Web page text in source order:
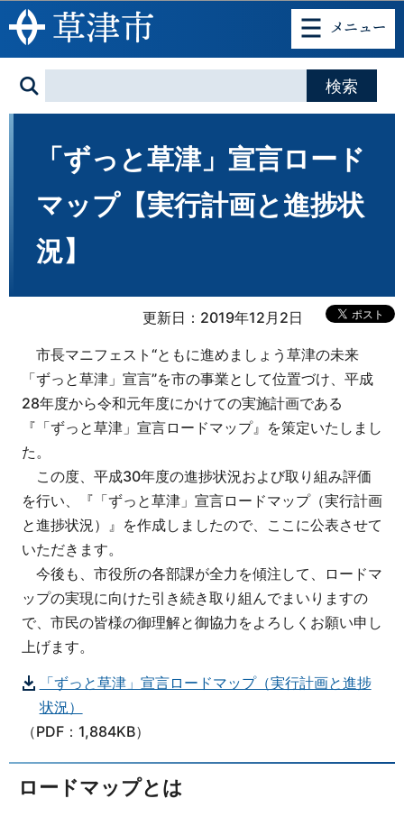
このページの本文へ移動
「ずっと草津」宣言ロード
マップ【実行計画と進捗状
況】
更新日：2019年12月2日
市長マニフェスト“ともに進めましょう草津の未来
「ずっと草津」宣言”を市の事業として位置づけ、平成
28年度から令和元年度にかけての実施計画である
『「ずっと草津」宣言ロードマップ』を策定いたしまし
た。
この度、平成30年度の進捗状況および取り組み評価
を行い、『「ずっと草津」宣言ロードマップ（実行計画
と進捗状況）』を作成しましたので、ここに公表させて
いただきます。
今後も、市役所の各部課が全力を傾注して、ロードマ
ップの実現に向けた引き続き取り組んでまいりますの
で、市民の皆様の御理解と御協力をよろしくお願い申し
上げます。
「ずっと草津」宣言ロードマップ（実行計画と進捗
状況）
（PDF：1,884KB）
ロードマップとは